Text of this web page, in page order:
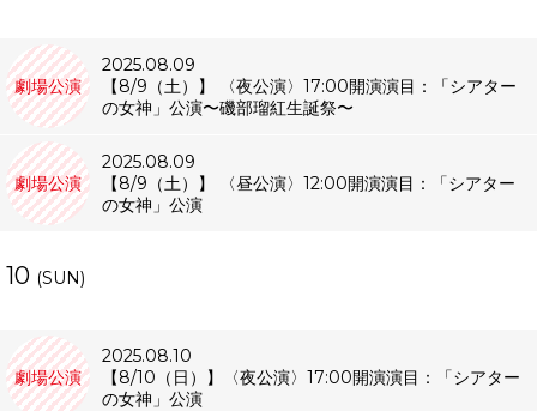
劇場公演
2025.08.09
【8/9（土）】 〈夜公演〉17:00開演演目：「シアター
の女神」公演〜磯部瑠紅生誕祭〜
劇場公演
2025.08.09
【8/9（土）】 〈昼公演〉12:00開演演目：「シアター
の女神」公演
10 (SUN)
劇場公演
2025.08.10
【8/10（日）】〈夜公演〉17:00開演演目：「シアター
の女神」公演